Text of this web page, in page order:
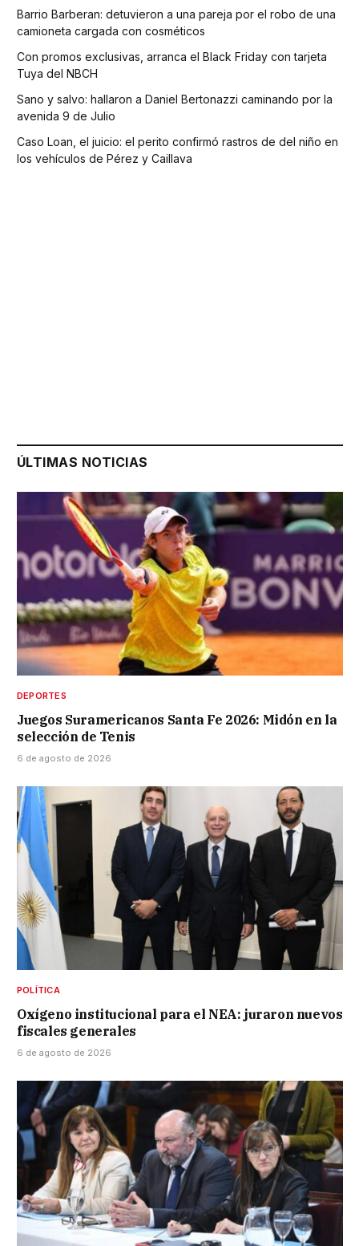
Barrio Barberan: detuvieron a una pareja por el robo de una
camioneta cargada con cosméticos
Con promos exclusivas, arranca el Black Friday con tarjeta
Tuya del NBCH
Sano y salvo: hallaron a Daniel Bertonazzi caminando por la
avenida 9 de Julio
Caso Loan, el juicio: el perito confirmó rastros de del niño en
los vehículos de Pérez y Caillava
ÚLTIMAS NOTICIAS
DEPORTES
Juegos Suramericanos Santa Fe 2026: Midón en la
selección de Tenis
6 de agosto de 2026
POLÍTICA
Oxígeno institucional para el NEA: juraron nuevos
fiscales generales
6 de agosto de 2026